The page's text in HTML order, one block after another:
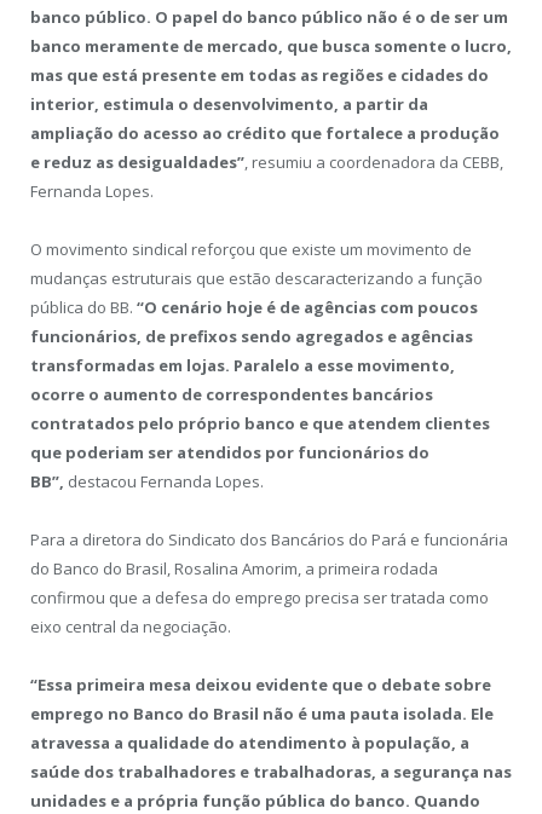
banco público. O papel do banco público não é o de ser um
banco meramente de mercado, que busca somente o lucro,
mas que está presente em todas as regiões e cidades do
interior, estimula o desenvolvimento, a partir da
ampliação do acesso ao crédito que fortalece a produção
e reduz as desigualdades”, resumiu a coordenadora da CEBB,
Fernanda Lopes.
O movimento sindical reforçou que existe um movimento de
mudanças estruturais que estão descaracterizando a função
pública do BB. “O cenário hoje é de agências com poucos
funcionários, de prefixos sendo agregados e agências
transformadas em lojas. Paralelo a esse movimento,
ocorre o aumento de correspondentes bancários
contratados pelo próprio banco e que atendem clientes
que poderiam ser atendidos por funcionários do
BB”, destacou Fernanda Lopes.
Para a diretora do Sindicato dos Bancários do Pará e funcionária
do Banco do Brasil, Rosalina Amorim, a primeira rodada
confirmou que a defesa do emprego precisa ser tratada como
eixo central da negociação.
“Essa primeira mesa deixou evidente que o debate sobre
emprego no Banco do Brasil não é uma pauta isolada. Ele
atravessa a qualidade do atendimento à população, a
saúde dos trabalhadores e trabalhadoras, a segurança nas
unidades e a própria função pública do banco. Quando